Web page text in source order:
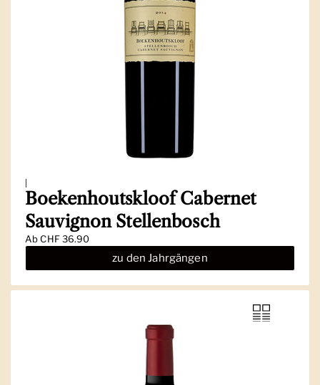
|
Boekenhoutskloof Cabernet
Sauvignon Stellenbosch
AbCHF 36.90
zu den Jahrgängen